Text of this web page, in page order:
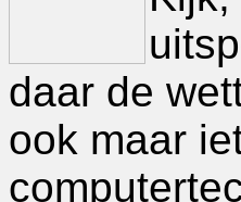
daar de
ook maar